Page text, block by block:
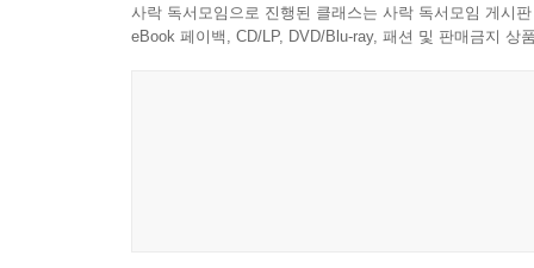
사락 독서모임으로 진행된 클래스는 사락 독서모임 게시
eBook 페이백, CD/LP, DVD/Blu-ray, 패션 및 판매금지 상